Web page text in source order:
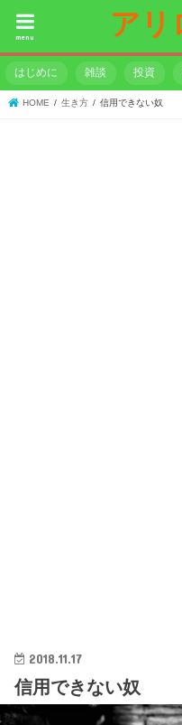
アリ
menu
はじめに 雑談 投資
HOME 生き方 信用できない奴
2018.11.17
信用できない奴